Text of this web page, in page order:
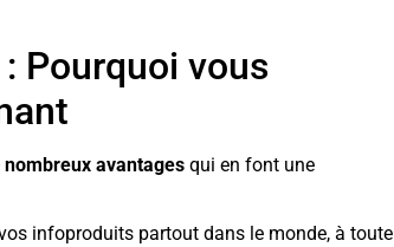
Pourquoi vous
nombreux avantagesqui en font une
infoproduits partout dans le monde, à toute